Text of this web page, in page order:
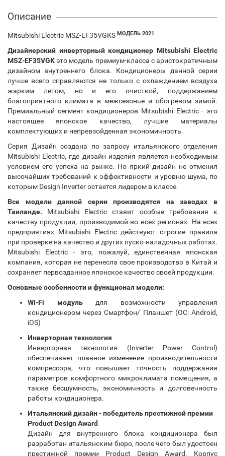
Описание
Mitsubishi Electric MSZ-EF35VGKS МОДЕЛЬ 2021
Дизайнерский инверторный кондиционер Mitsubishi Electric
MSZ-EF35VGKэто модель премиум-класса с аристократичным
дизайном внутреннего блока. Кондиционеры данной серии
лучше всего справляются не только с охлаждением воздуха
жарким летом, но и его очисткой, поддержанием
благоприятного климата в межсезонье и обогревом зимой.
Премиальный сегмент кондиционеров Mitsubishi Electric - это
настоящее японское качество, лучшие материалы
комплектующих и непревзойденная экономичность.
Серия Дизайн создана по запросу итальянского отделения
Mitsubishi Electric, где дизайн изделия является необходимым
условием его успеха на рынке. Но яркий дизайн не отменил
высочайших требований к эффективности и уровню шума, по
которым Design Inverter остается лидером в классе.
Все модели данной серии производятся на заводах в
Таиланде. Mitsubishi Electric ставит особые требования к
качеству продукции, производимой во всех регионах. На всех
предприятиях Mitsubishi Electric действуют строгие правила
при проверке на качество и других пуско-наладочных работах.
Mitsubishi Electric - это, пожалуй, единственная японская
компания, которая не перенесла свое производство в Китай и
сохраняет первозданное японское качество своей продукции.
Основные особенности и функционал модели:
Wi-Fi модульдля возможности управления
кондиционером через Смартфон/ Планшет (ОС: Android,
iOS)
Инверторная технология
Инверторная технология (Inverter Power Control)
обеспечивает плавное изменение производительности
компрессора, что повышает точность поддержания
параметров комфортного микроклимата помещения, а
также бесшумность, экономичность и долговечность
работы кондиционера.
Итальянский дизайн - победитель престижной премии
Product Design Award
Дизайн для внутреннего блока кондиционера был
разработан итальянским бюро, после чего был удостоен
престижной премии Product Design Award. Корпус